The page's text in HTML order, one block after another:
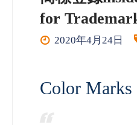
for
2020年4月24日
Color Marks